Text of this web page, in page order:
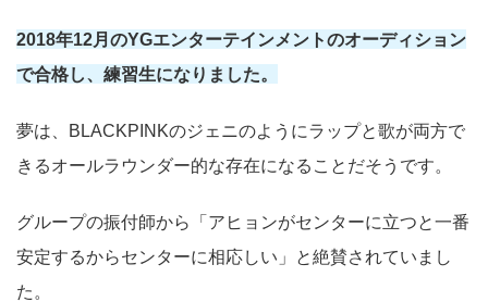
2018年12月のYGエンターテインメントのオーディション
で合格し、練習生になりました。
夢は、BLACKPINKのジェニのようにラップと歌が両方で
きるオールラウンダー的な存在になることだそうです。
グループの振付師から「アヒョンがセンターに立つと一番
安定するからセンターに相応しい」と絶賛されていまし
た。